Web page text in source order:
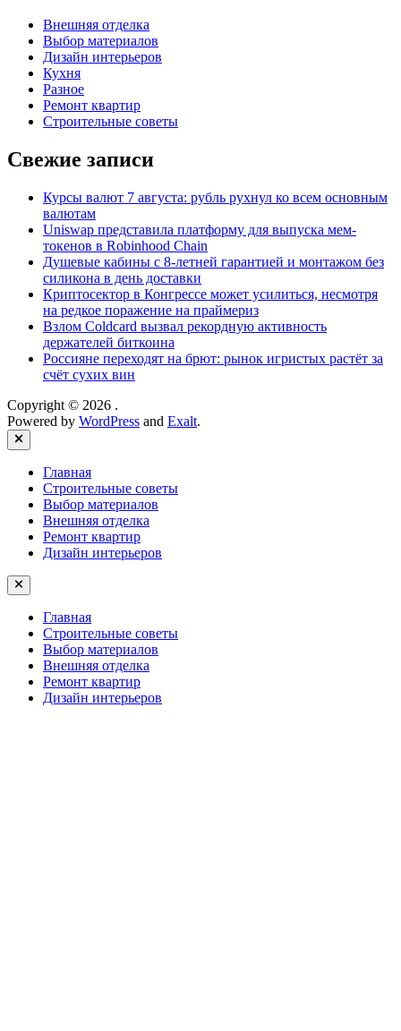
Внешняя отделка
Выбор материалов
Дизайн интерьеров
Кухня
Разное
Ремонт квартир
Строительные советы
Свежие записи
Курсы валют 7 августа: рубль рухнул ко всем основным
валютам
Uniswap представила платформу для выпуска мем-
токенов в Robinhood Chain
Душевые кабины с 8‑летней гарантией и монтажом без
силикона в день доставки
Криптосектор в Конгрессе может усилиться, несмотря
на редкое поражение на праймериз
Взлом Coldcard вызвал рекордную активность
держателей биткоина
Россияне переходят на брют: рынок игристых растёт за
счёт сухих вин
Copyright © 2026 .
Powered by WordPress and Exalt.
Close
Главная
Строительные советы
Выбор материалов
Внешняя отделка
Ремонт квартир
Дизайн интерьеров
Главная
Строительные советы
Выбор материалов
Внешняя отделка
Ремонт квартир
Дизайн интерьеров